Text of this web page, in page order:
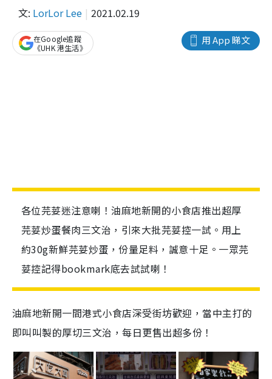
文: LorLor Lee 2021.02.19
用 App 睇文
在Google追蹤
《UHK 港生活》
各位芫荽迷注意喇！油麻地新開的小食店推出超厚
芫荽炒蛋餐肉三文治，引來大批芫荽控一試。用上
約30g新鮮芫荽炒蛋，份量足料，誠意十足。一眾芫
荽控記得bookmark底去試試喇！
油麻地新開一間港式小食店深受街坊歡迎，當中主打的
即叫叫製的厚切三文治，每日更售出超多份！